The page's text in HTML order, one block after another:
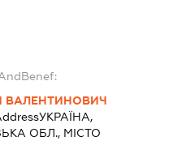
ВАЛЕНТИНОВИЧ
УКРАЇНА,
ОБЛ., МІСТО